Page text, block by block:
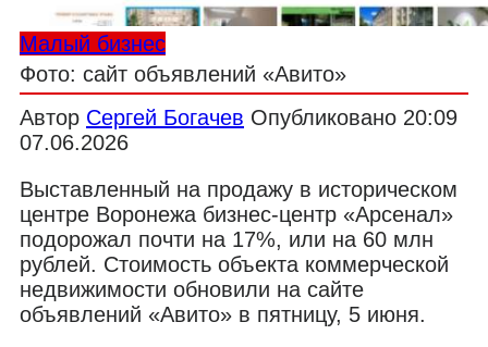
Малый бизнес
Фото: сайт объявлений «Авито»
Автор Сергей Богачев Опубликовано 20:09
07.06.2026
Выставленный на продажу в историческом
центре Воронежа бизнес-центр «Арсенал»
подорожал почти на 17%, или на 60 млн
рублей. Стоимость объекта коммерческой
недвижимости обновили на сайте
объявлений «Авито» в пятницу, 5 июня.